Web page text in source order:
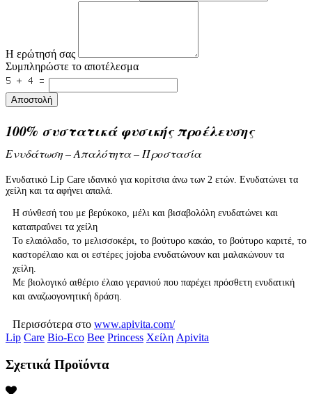
Η ερώτησή σας
Συμπληρώστε το αποτέλεσμα
Αποστολή
100% συστατικά φυσικής προέλευσης
Ενυδάτωση – Απαλότητα – Προστασία
Ενυδατικό Lip Care ιδανικό για κορίτσια άνω των 2 ετών. Ενυδατώνει τα
χείλη και τα αφήνει απαλά.
Η σύνθεσή του με βερύκοκο, μέλι και βισαβολόλη ενυδατώνει και
καταπραΰνει τα χείλη
Το ελαιόλαδο, το μελισσοκέρι, το βούτυρο κακάο, το βούτυρο καριτέ, το
καστορέλαιο και οι εστέρες jojoba ενυδατώνουν και μαλακώνουν τα
χείλη.
Με βιολογικό αιθέριο έλαιο γερανιού που παρέχει πρόσθετη ενυδατική
και αναζωογονητική δράση.
Περισσότερα στο www.apivita.com/
Lip Care Bio-Eco Bee Princess Χείλη Apivita
Σχετικά Προϊόντα